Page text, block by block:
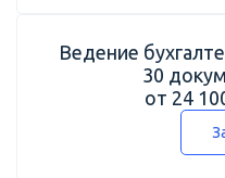
Ведение
30
от 24